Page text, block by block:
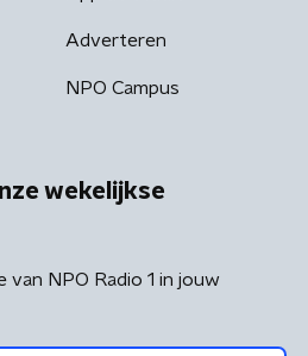
Adverteren
NPO Campus
wekelijkse
NPO Radio 1 in jouw